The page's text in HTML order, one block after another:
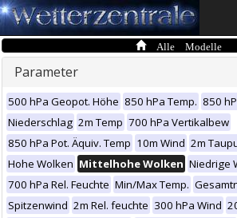
Alle Modelle
Parameter
500 hPa Geopot. Höhe 850 hPa Temp. 850
Niederschlag 2m Temp 700 hPa Vertikalbew
850 hPa Pot. Äquiv. Temp 10m Wind 2m
Hohe Wolken Mittelhohe Wolken Niedrige
700 hPa Rel. Feuchte Min/Max Temp.
Spitzenwind 2m Rel. feuchte 300 hPa Wind